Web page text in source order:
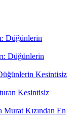
Düğünlerin
Düğünlerin
Kesintisiz
Kesintisiz
Kızından En